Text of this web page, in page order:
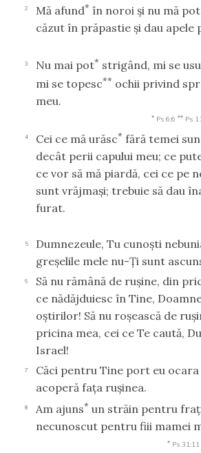
2 Mă afund* în noroi şi nu mă
căzut în prăpastie şi dau apele
3 Nu mai pot* strigând, mi se
mi se topesc** ochii privind
meu.
* Ps 6:6 ** Ps
4 Cei ce mă urăsc* fără temei
decât perii capului meu; ce
ce vor să mă piardă, cei ce pe
sunt vrăjmaşi; trebuie să dau
furat.
5
Dumnezeule, Tu cunoşti
greşelile mele nu-Ţi sunt
6
Să nu rămână de ruşine, din
ce nădăjduiesc în Tine,
oştirilor! Să nu roşească de
pricina mea, cei ce Te caută,
Israel!
7
Căci pentru Tine port eu ocara
acoperă faţa ruşinea.
8 Am ajuns* un străin pentru
necunoscut pentru fiii mamei
* Ps 31:11